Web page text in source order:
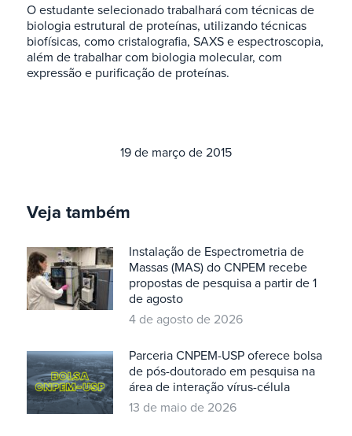
O estudante selecionado trabalhará com técnicas de
biologia estrutural de proteínas, utilizando técnicas
biofísicas, como cristalografia, SAXS e espectroscopia,
além de trabalhar com biologia molecular, com
expressão e purificação de proteínas.
19 de março de 2015
Veja também
Instalação de Espectrometria de
Massas (MAS) do CNPEM recebe
propostas de pesquisa a partir de 1
de agosto
4 de agosto de 2026
Parceria CNPEM-USP oferece bolsa
de pós-doutorado em pesquisa na
área de interação vírus-célula
13 de maio de 2026